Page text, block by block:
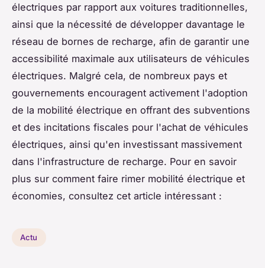
électriques par rapport aux voitures traditionnelles,
ainsi que la nécessité de développer davantage le
réseau de bornes de recharge, afin de garantir une
accessibilité maximale aux utilisateurs de véhicules
électriques. Malgré cela, de nombreux pays et
gouvernements encouragent activement l'adoption
de la mobilité électrique en offrant des subventions
et des incitations fiscales pour l'achat de véhicules
électriques, ainsi qu'en investissant massivement
dans l'infrastructure de recharge. Pour en savoir
plus sur comment faire rimer mobilité électrique et
économies, consultez cet article intéressant :
Actu